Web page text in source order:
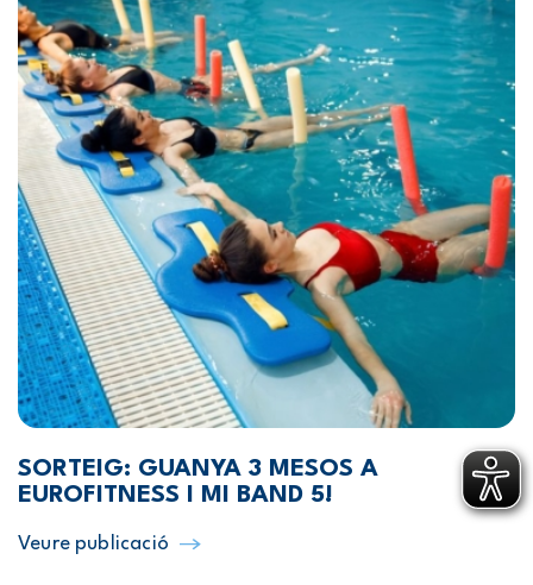
SORTEIG: GUANYA 3 MESOS A
EUROFITNESS I MI BAND 5!
Veure publicació